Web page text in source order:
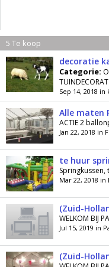
5 Te koop
Categorie:
Sep 14, 2018
Jan 22, 2018 in
Mar 22, 2018 in
Jul 15, 2019 in